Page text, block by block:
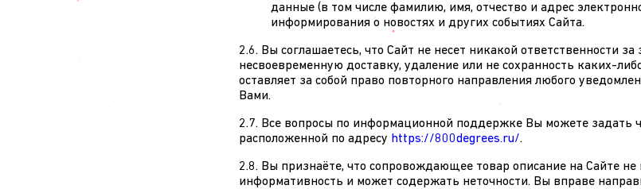
данные (в том числе фамилию, имя, отчество и адрес
информирования о новостях и других событиях Сайта.
2.6. Вы соглашаетесь, что Сайт не несет никакой ответственности
несвоевременную доставку, удаление или не сохранность каких-
оставляет за собой право повторного направления любого
Вами.
2.7. Все вопросы по информационной поддержке Вы можете задать
расположенной по адресу https://800degrees.ru/.
2.8. Вы признаёте, что сопровождающее товар описание на Сайте
информативность и может содержать неточности. Вы вправе